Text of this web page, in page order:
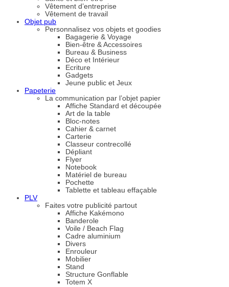
Vêtement d’entreprise
Vêtement de travail
Objet pub
Personnalisez vos objets et goodies
Bagagerie & Voyage
Bien-être & Accessoires
Bureau & Business
Déco et Intérieur
Ecriture
Gadgets
Jeune public et Jeux
Papeterie
La communication par l’objet papier
Affiche Standard et découpée
Art de la table
Bloc-notes
Cahier & carnet
Carterie
Classeur contrecollé
Dépliant
Flyer
Notebook
Matériel de bureau
Pochette
Tablette et tableau effaçable
PLV
Faites votre publicité partout
Affiche Kakémono
Banderole
Voile / Beach Flag
Cadre aluminium
Divers
Enrouleur
Mobilier
Stand
Structure Gonflable
Totem X